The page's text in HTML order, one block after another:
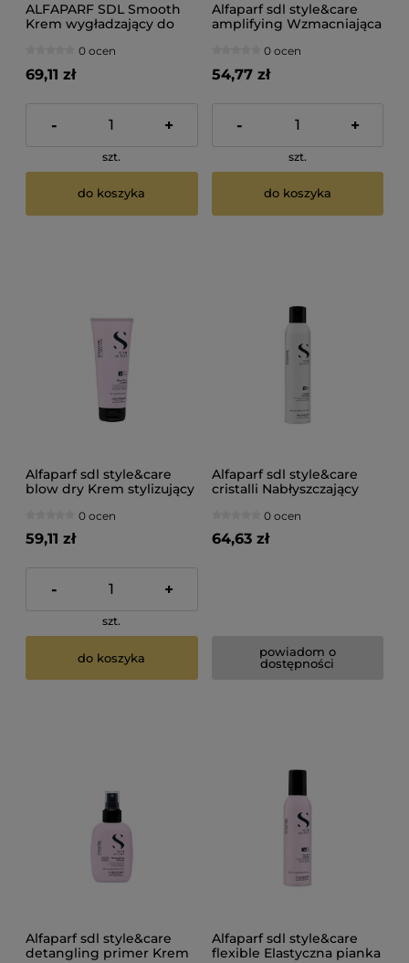
ALFAPARF SDL Smooth
Krem wygładzający do
0 ocen
69,11 zł
- +
szt.
do koszyka
Alfaparf sdl style&care
amplifying Wzmacniająca
cienkich 250ml
0 ocen
54,77 zł
- +
szt.
do koszyka
Alfaparf sdl style&care
blow dry Krem stylizujący
0 ocen
59,11 zł
- +
szt.
do koszyka
Alfaparf sdl style&care
cristalli Nabłyszczający
0 ocen
64,63 zł
powiadom o
dostępności
Alfaparf sdl style&care
detangling primer Krem
Alfaparf sdl style&care
flexible Elastyczna pianka